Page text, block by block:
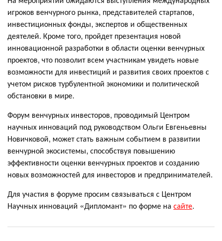
игроков венчурного рынка, представителей стартапов,
инвестиционных фонды, экспертов и общественных
деятелей. Кроме того, пройдет презентация новой
инновационной разработки в области оценки венчурных
проектов, что позволит всем участникам увидеть новые
возможности для инвестиций и развития своих проектов с
учетом рисков турбулентной экономики и политической
обстановки в мире.
Форум венчурных инвесторов, проводимый Центром
научных инноваций под руководством Ольги Евгеньевны
Новичковой, может стать важным событием в развитии
венчурной экосистемы, способствуя повышению
эффективности оценки венчурных проектов и созданию
новых возможностей для инвесторов и предпринимателей.
Для участия в форуме просим связываться с Центром
Научных инноваций «Дипломант» по форме на сайте.